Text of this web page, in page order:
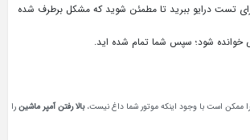
تست درایو ببرید تا مطمئن شوید که مشکل برطرف شده
خوانده شود؛ سپس شما تمام شده اید.
است با وجود اینکه موتور شما داغ نیست،بالا رفتن آمپر ماشینرا